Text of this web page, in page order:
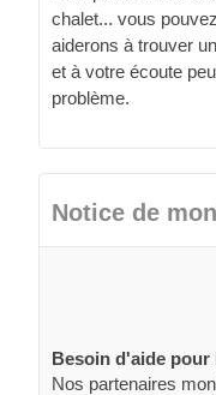
chalet... vous
aiderons à trouver
et à votre écoute
problème.
Notice de
Besoin d'aide pour
Nos partenaires